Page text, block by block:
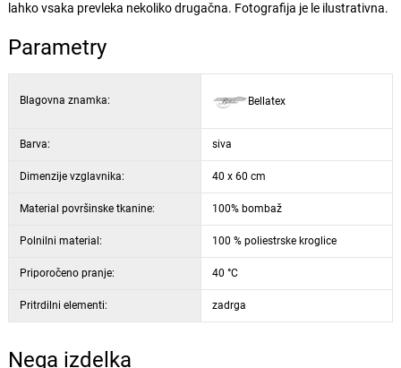
lahko vsaka prevleka nekoliko drugačna. Fotografija je le ilustrativna.
Parametry
Blagovna znamka: Bellatex
Barva: siva
Dimenzije vzglavnika: 40 x 60 cm
Material površinske tkanine: 100% bombaž
Polnilni material: 100 % poliestrske kroglice
Priporočeno pranje: 40 °C
Pritrdilni elementi: zadrga
Nega izdelka